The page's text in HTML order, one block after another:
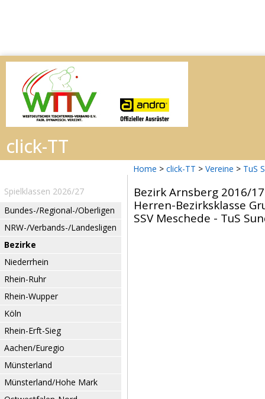
Home > click-TT > Vereine > TuS
Spielklassen 2026/27
Bundes-/Regional-/Oberligen
NRW-/Verbands-/Landesligen
Bezirke
Niederrhein
Rhein-Ruhr
Rhein-Wupper
Köln
Rhein-Erft-Sieg
Aachen/Euregio
Münsterland
Münsterland/Hohe Mark
Bezirk Arnsberg 2016/17
Herren-Bezirksklasse
SSV Meschede - TuS